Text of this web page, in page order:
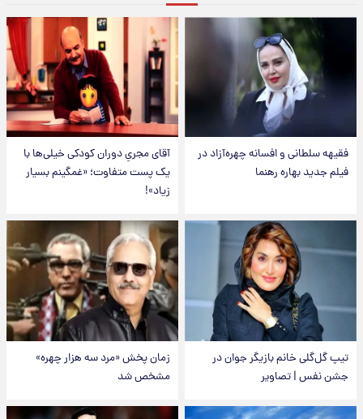
فقیهه سلطانی و افسانه چهره‌آزاد در
فیلم جدید بهاره رهنما
آقای مجریِ دوران کودکی خیلی‌ها با
یک پست متفاوت؛ «غمگینم بسیار
زیاد»!
تیپ گل‌گلی خانم بازیگر جوان در
جشن نفس | تصاویر
زمان پخش «مرد سه هزار چهره»
مشخص شد